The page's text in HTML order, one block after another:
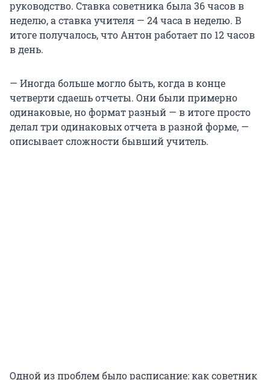
руководство. Ставка советника была 36 часов в
неделю, а ставка учителя — 24 часа в неделю. В
итоге получалось, что Антон работает по 12 часов
в день.
— Иногда больше могло быть, когда в конце
четверти сдаешь отчеты. Они были примерно
одинаковые, но формат разный — в итоге просто
делал три одинаковых отчета в разной форме, —
описывает сложности бывший учитель.
Одной из проблем было расписание: как советник